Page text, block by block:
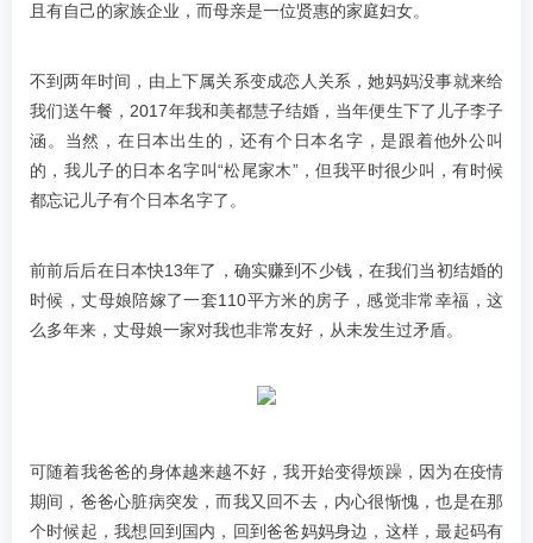
且有自己的家族企业，而母亲是一位贤惠的家庭妇女。
不到两年时间，由上下属关系变成恋人关系，她妈妈没事就来给
我们送午餐，2017年我和美都慧子结婚，当年便生下了儿子李子
涵。当然，在日本出生的，还有个日本名字，是跟着他外公叫
的，我儿子的日本名字叫“松尾家木”，但我平时很少叫，有时候
都忘记儿子有个日本名字了。
前前后后在日本快13年了，确实赚到不少钱，在我们当初结婚的
时候，丈母娘陪嫁了一套110平方米的房子，感觉非常幸福，这
么多年来，丈母娘一家对我也非常友好，从未发生过矛盾。
可随着我爸爸的身体越来越不好，我开始变得烦躁，因为在疫情
期间，爸爸心脏病突发，而我又回不去，内心很惭愧，也是在那
个时候起，我想回到国内，回到爸爸妈妈身边，这样，最起码有